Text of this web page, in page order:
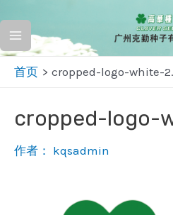
至
内Main
Menu
首页 cropped-logo-white-
cropped-logo-
作者： kqsadmin